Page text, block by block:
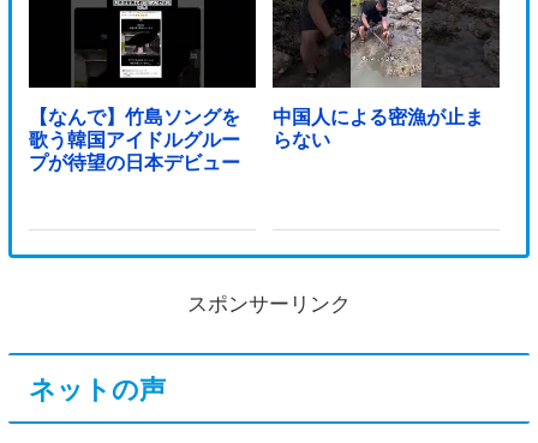
【なんで】竹島ソングを
歌う韓国アイドルグルー
プが待望の日本デビュー
中国人による密漁が止ま
らない
スポンサーリンク
ネットの声